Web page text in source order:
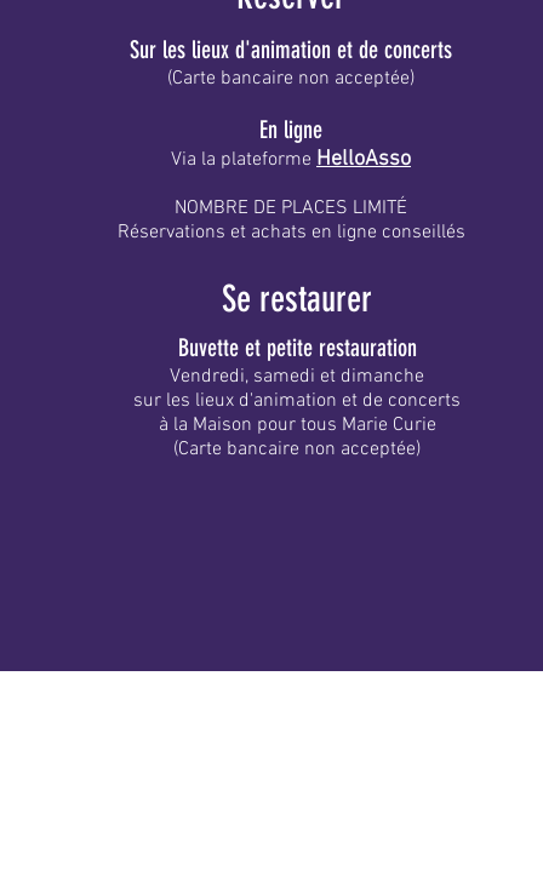
Sur les lieux d'animation et de concerts
(Carte bancaire non acceptée)
En ligne
Via la plateforme HelloAsso
NOMBRE DE PLACES LIMITÉ
Réservations et achats en ligne conseillés
Se restaurer
Buvette et petite restauration
Vendredi, samedi et dimanche
sur les lieux d'animation et de concerts
à la Maison pour tous Marie Curie
(Carte bancaire non acceptée)